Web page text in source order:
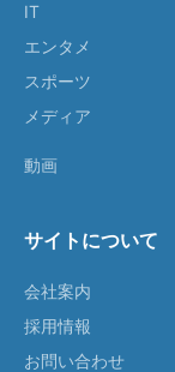
IT
エンタメ
スポーツ
メディア
動画
サイトについて
会社案内
採用情報
お問い合わせ